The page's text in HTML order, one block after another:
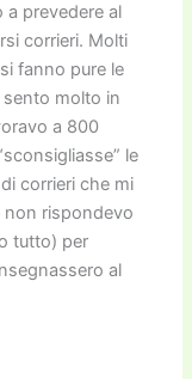
a prevedere al
corrieri. Molti
fanno pure le
molto in
a 800
le
corrieri che mi
rispondevo
tutto) per
al